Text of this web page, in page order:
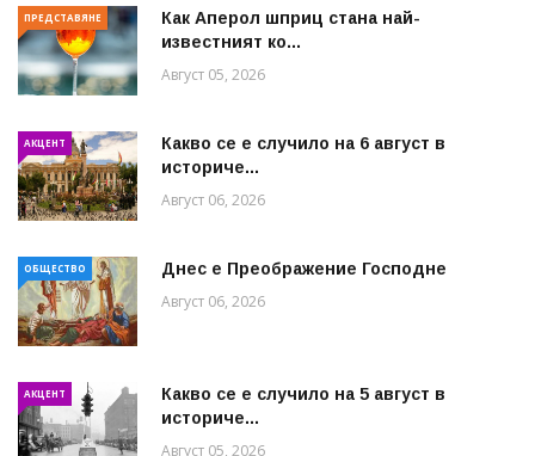
ПРЕДСТАВЯНЕ
Как Аперол шприц стана най-
известният ко...
Август 05, 2026
АКЦЕНТ
Какво се е случило на 6 август в
историче...
Август 06, 2026
ОБЩЕСТВО Днес е Преображение Господне
Август 06, 2026
АКЦЕНТ
Какво се е случило на 5 август в
историче...
Август 05, 2026